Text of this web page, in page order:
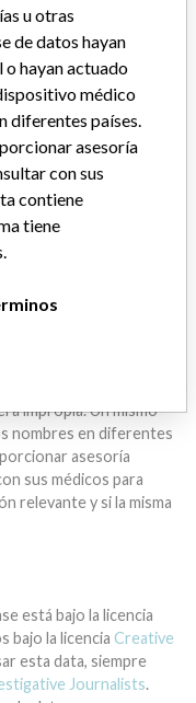
experiencia con
reportería no ha
de usted.
la
y enfermedades.
Database no
entidades
impropia. Un mismo
nombres en diferentes
asesoría
sus médicos para
relevante y si la misma
está bajo la licencia
bajo la licencia Creative
esta data, siempre
Journalists.
u otras
de datos hayan
hayan actuado
médico
diferentes países.
asesoría
con sus
contiene
tiene